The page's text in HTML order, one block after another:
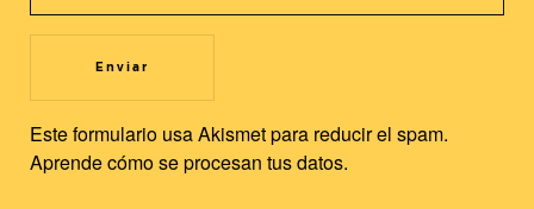
Newsletter
consideramos que acepta su uso. Puedes cambiar la
Este formulario usa Akismet para reducir el spam.
Aprende cómo se procesan tus datos.